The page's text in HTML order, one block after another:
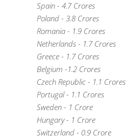
Spain - 4.7 Crores
Poland - 3.8 Crores
Romania - 1.9 Crores
Netherlands - 1.7 Crores
Greece - 1.7 Crores
Belgium -1.2 Crores
Czech Republic - 1.1 Crores
Portugal - 1.1 Crores
Sweden - 1 Crore
Hungary - 1 Crore
Switzerland - 0.9 Crore